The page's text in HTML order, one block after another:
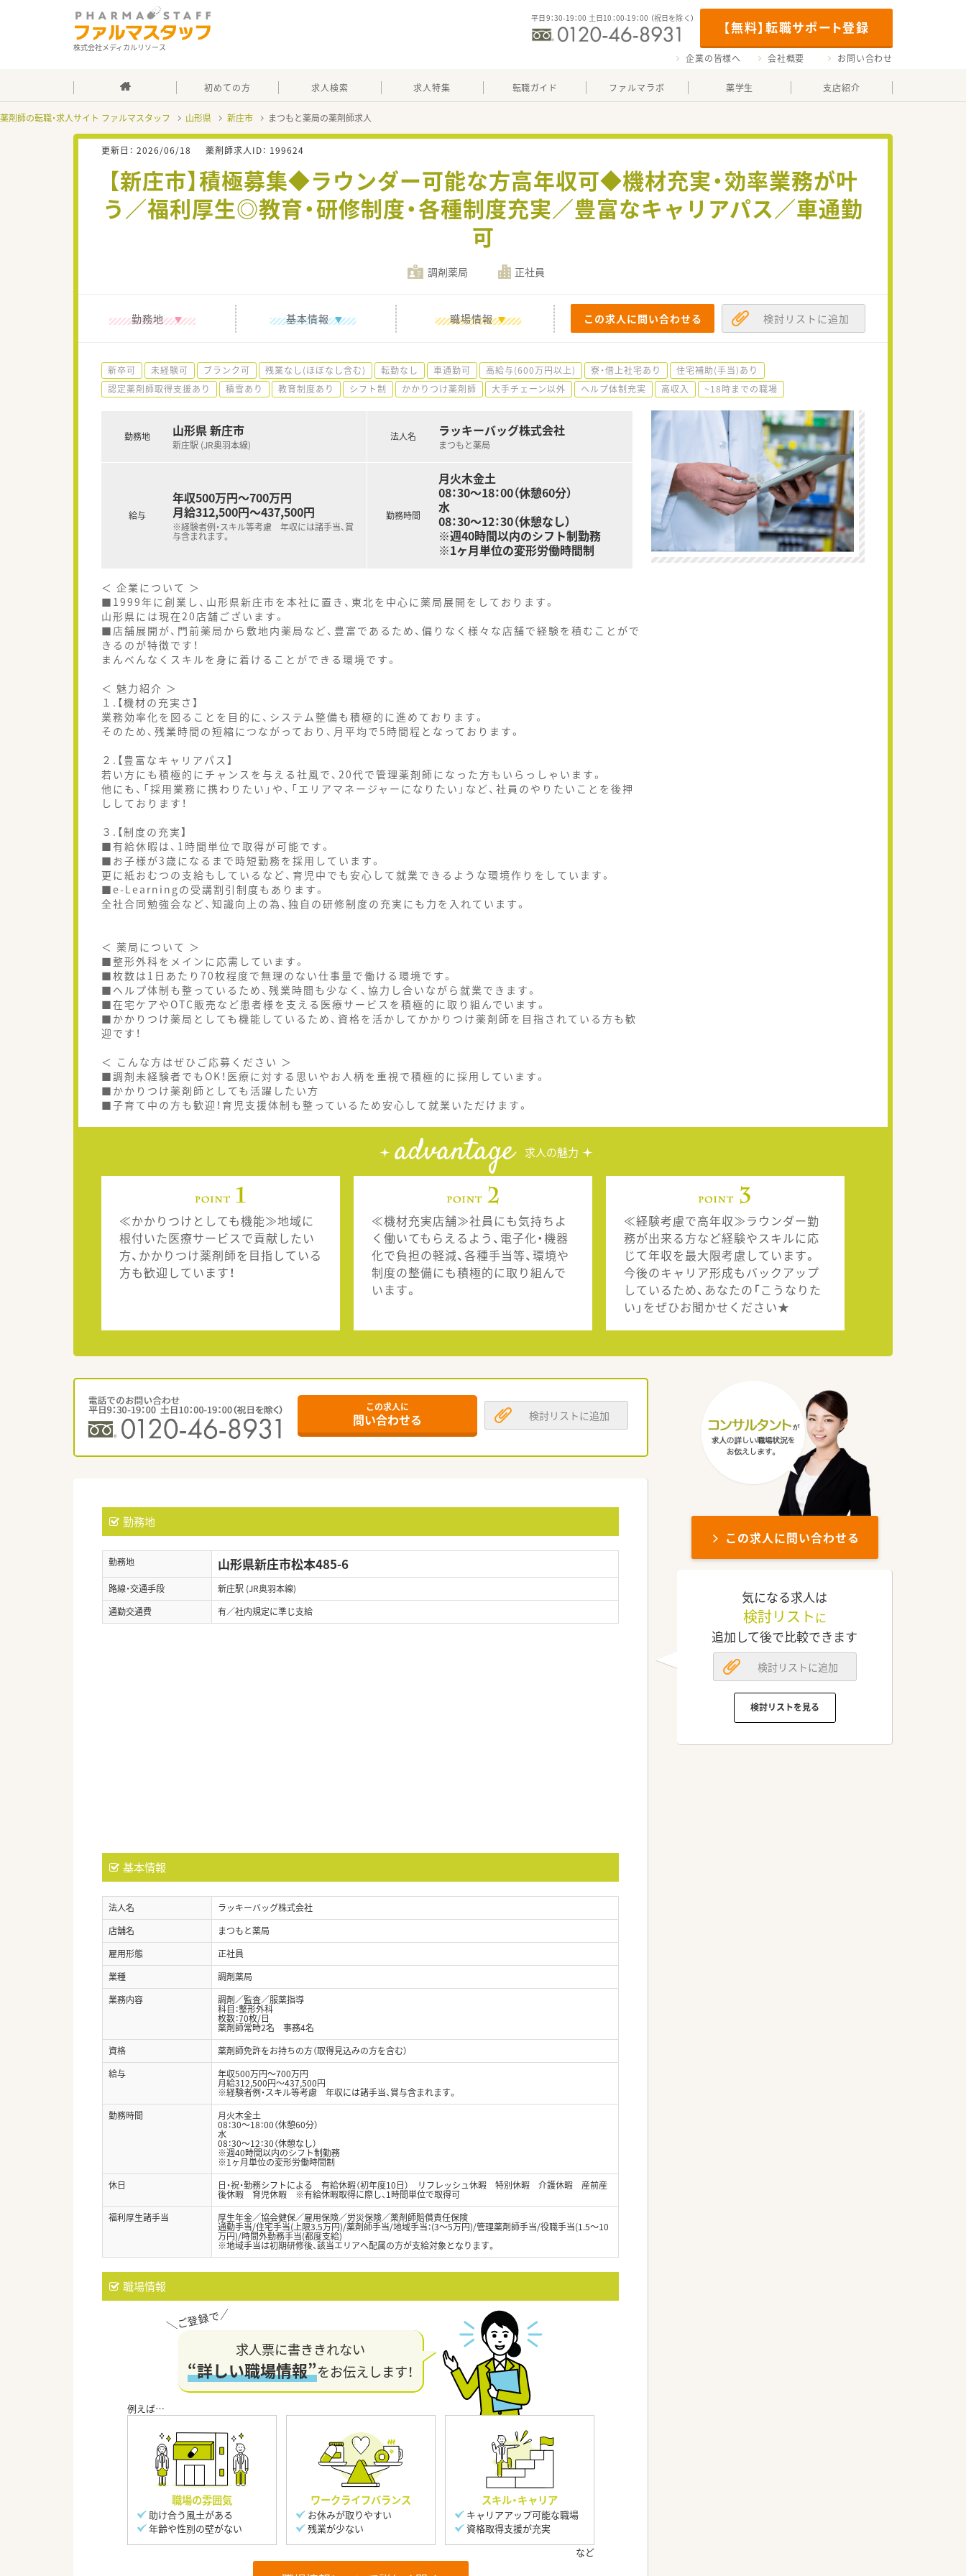
株式会社メディカルリソース
【無料】転職サポート登録
平日9：30-19：00 土日10：00-19：00 （祝日を除く）
企業の皆様へ 会社概要 お問い合わせ
初めての方 求人検索 求人特集 転職ガイド ファルマラボ 薬学生 支店紹介
薬剤師の転職・求人サイト ファルマスタッフ 山形県 新庄市 まつもと薬局の薬剤師求人
更新日： 2026/06/18 薬剤師求人ID： 199624
【新庄市】積極募集◆ラウンダー可能な方高年収可◆機材充実・効率業務が叶
う／福利厚生◎教育・研修制度・各種制度充実／豊富なキャリアパス／車通勤
可
調剤薬局 正社員
勤務地 基本情報 職場情報 この求人に問い合わせる 検討リストに追加
新卒可 未経験可 ブランク可 残業なし(ほぼなし含む) 転勤なし 車通勤可 高給与(600万円以上) 寮・借上社宅あり
住宅補助(手当)あり
認定薬剤師取得支援あり
積雪あり 教育制度あり シフト制 かかりつけ薬剤師 大手チェーン以外 ヘルプ体制充実 高収入 ~18時までの職場
勤務地 山形県 新庄市
新庄駅 (JR奥羽本線)
給与
年収500万円～700万円
月給312,500円～437,500円
※経験者例・スキル等考慮 年収には諸手当、賞
与含まれます。
法人名 ラッキーバッグ株式会社
まつもと薬局
勤務時間
月火木金土
08：30～18：00（休憩60分）
水
08：30～12：30（休憩なし）
※週40時間以内のシフト制勤務
※1ヶ月単位の変形労働時間制
＜ 企業について ＞
■1999年に創業し、山形県新庄市を本社に置き、東北を中心に薬局展開をしております。
山形県には現在20店舗ございます。
■店舗展開が、門前薬局から敷地内薬局など、豊富であるため、偏りなく様々な店舗で経験を積むことがで
きるのが特徴です！
まんべんなくスキルを身に着けることができる環境です。
＜ 魅力紹介 ＞
１.【機材の充実さ】
業務効率化を図ることを目的に、システム整備も積極的に進めております。
そのため、残業時間の短縮につながっており、月平均で5時間程となっております。
２.【豊富なキャリアパス】
若い方にも積極的にチャンスを与える社風で、20代で管理薬剤師になった方もいらっしゃいます。
他にも、「採用業務に携わりたい」や、「エリアマネージャーになりたい」など、社員のやりたいことを後押
ししております！
３.【制度の充実】
■有給休暇は、1時間単位で取得が可能です。
■お子様が3歳になるまで時短勤務を採用しています。
更に紙おむつの支給もしているなど、育児中でも安心して就業できるような環境作りをしています。
■e-Learningの受講割引制度もあります。
全社合同勉強会など、知識向上の為、独自の研修制度の充実にも力を入れています。
＜ 薬局について ＞
■整形外科をメインに応需しています。
■枚数は1日あたり70枚程度で無理のない仕事量で働ける環境です。
■ヘルプ体制も整っているため、残業時間も少なく、協力し合いながら就業できます。
■在宅ケアやOTC販売など患者様を支える医療サービスを積極的に取り組んでいます。
■かかりつけ薬局としても機能しているため、資格を活かしてかかりつけ薬剤師を目指されている方も歓
迎です！
＜ こんな方はぜひご応募ください ＞
■調剤未経験者でもOK！医療に対する思いやお人柄を重視で積極的に採用しています。
■かかりつけ薬剤師としても活躍したい方
■子育て中の方も歓迎！育児支援体制も整っているため安心して就業いただけます。
advantage 求人の魅力
≪かかりつけとしても機能≫地域に
根付いた医療サービスで貢献したい
方、かかりつけ薬剤師を目指している
方も歓迎しています！
≪機材充実店舗≫社員にも気持ちよ
く働いてもらえるよう、電子化・機器
化で負担の軽減、各種手当等、環境や
制度の整備にも積極的に取り組んで
います。
≪経験考慮で高年収≫ラウンダー勤
務が出来る方など経験やスキルに応
じて年収を最大限考慮しています。
今後のキャリア形成もバックアップ
しているため、あなたの「こうなりた
い」をぜひお聞かせください★
この求人に
問い合わせる 検討リストに追加
勤務地
勤務地 山形県新庄市松本485-6
路線・交通手段
新庄駅 (JR奥羽本線)
通勤交通費
有／社内規定に準じ支給
基本情報
法人名
ラッキーバッグ株式会社
店舗名
まつもと薬局
雇用形態
正社員
業種
調剤薬局
業務内容
調剤／監査／服薬指導
科目：整形外科
枚数：70枚/日
薬剤師常時2名 事務4名
資格
薬剤師免許をお持ちの方（取得見込みの方を含む）
給与
年収500万円～700万円
月給312,500円～437,500円
※経験者例・スキル等考慮 年収には諸手当、賞与含まれます。
勤務時間
月火木金土
08：30～18：00（休憩60分）
水
08：30～12：30（休憩なし）
※週40時間以内のシフト制勤務
※1ヶ月単位の変形労働時間制
休日
日・祝・勤務シフトによる 有給休暇（初年度10日） リフレッシュ休暇 特別休暇 介護休暇 産前産
後休暇 育児休暇 ※有給休暇取得に際し、1時間単位で取得可
福利厚生諸手当
厚生年金／協会健保／雇用保険／労災保険／薬剤師賠償責任保険
通勤手当/住宅手当(上限3.5万円)/薬剤師手当/地域手当：(3～5万円)/管理薬剤師手当/役職手当(1.5～10
万円)/時間外勤務手当(都度支給)
※地域手当は初期研修後、該当エリアへ配属の方が支給対象となります。
職場情報
求人票に書ききれない
“詳しい職場情報”をお伝えします！
職場の雰囲気
助け合う風土がある
年齢や性別の壁がない
ワークライフバランス
お休みが取りやすい
残業が少ない
スキル・キャリア
キャリアアップ可能な職場
資格取得支援が充実
この求人に問い合わせる
気になる求人は
検討リスト に
追加して後で比較できます
検討リストに追加
検討リストを見る